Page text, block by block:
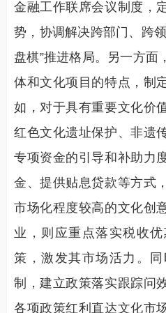
金融工作联席会议制度，
势，协调解决跨部门、跨
盘棋”推进格局。另一方面
体和文化项目的特点，制
如，对于具有重要文化价
红色文化遗址保护、非遗
专项资金的引导和补助力
金、提供贴息贷款等方式
市场化程度较高的文化创
业，则应重点落实税收
策，激发其市场活力。
制，建立政策落实跟踪问
各项政策红利直达文化市